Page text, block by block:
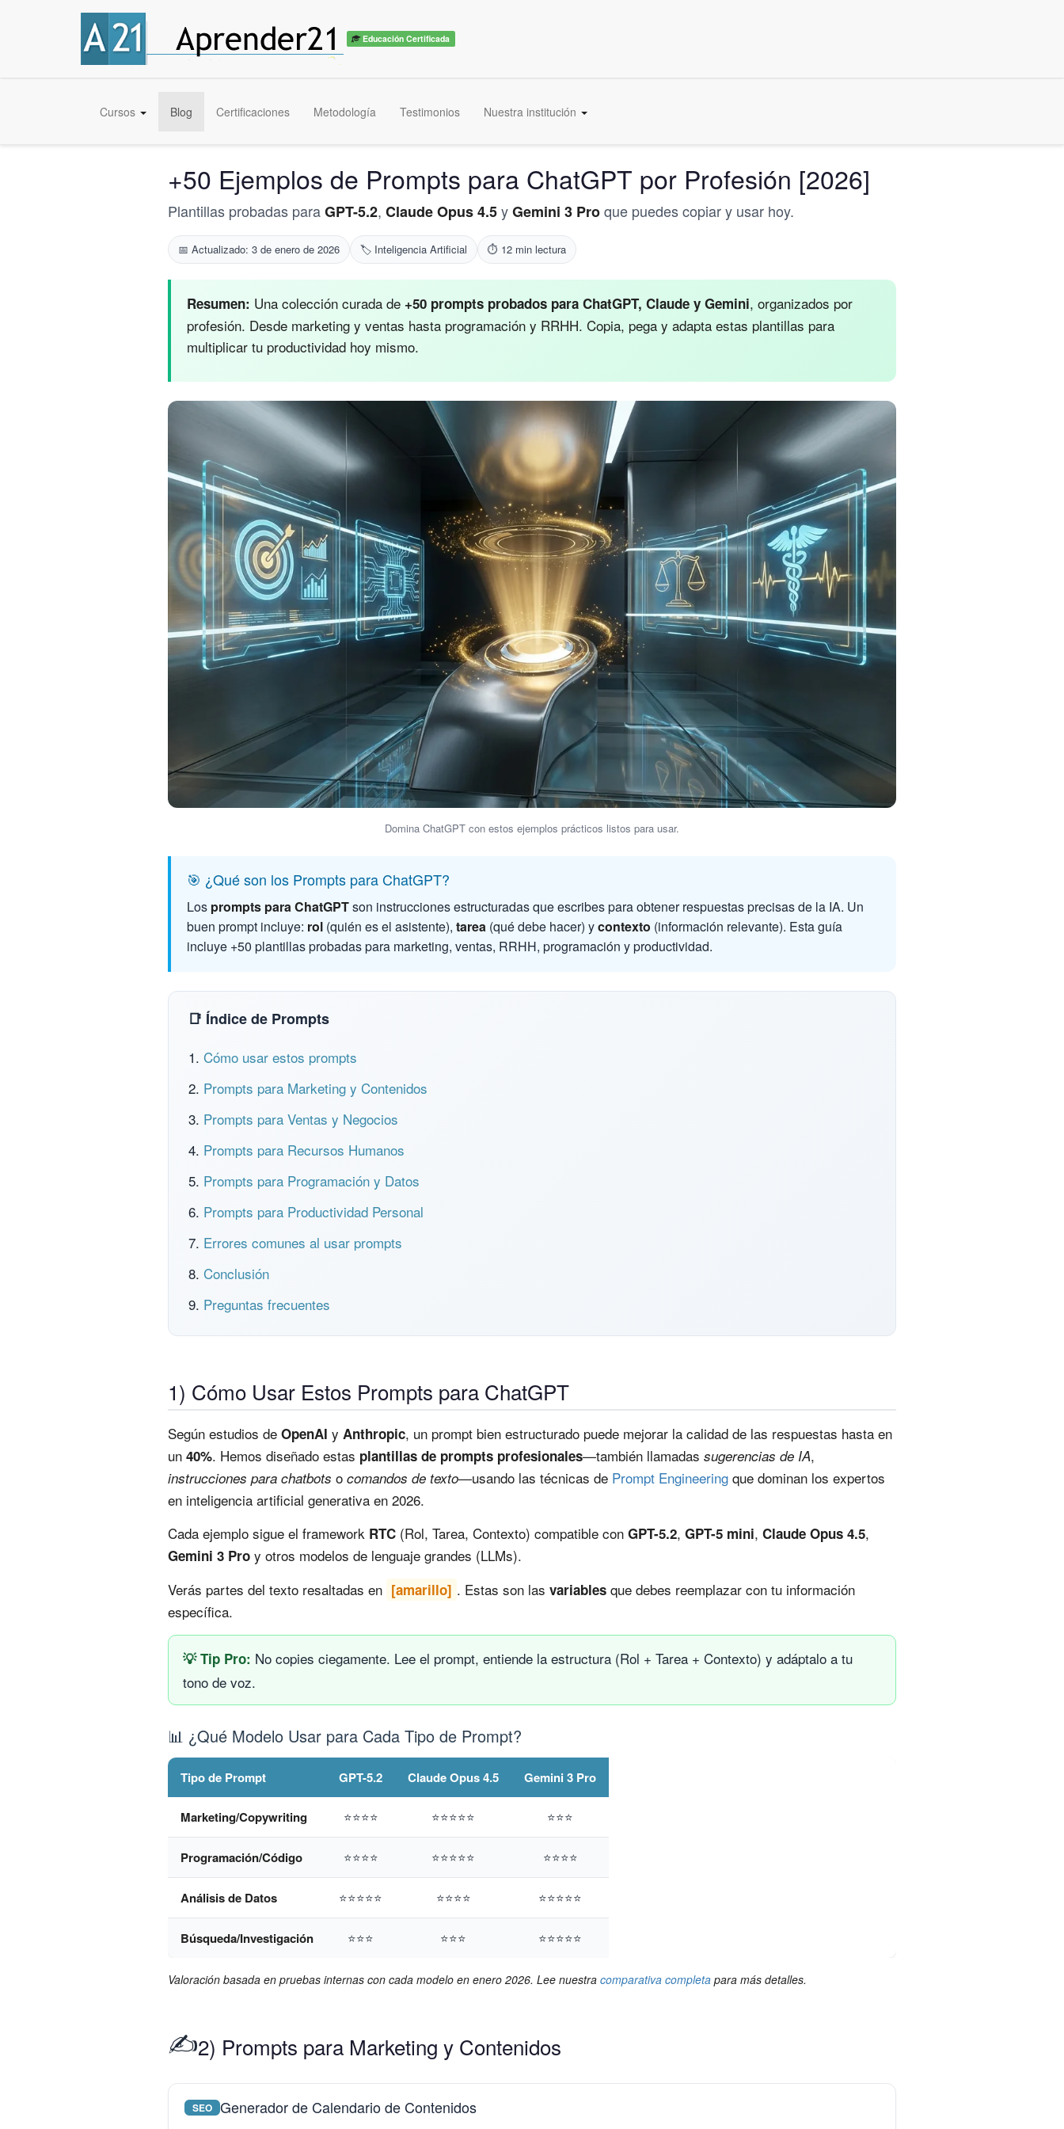
Convertite enExperto IA + Prompt Engineering
Educación Certificada
Cursos Blog Certificaciones Metodología Testimonios Nuestra institución
+50 Ejemplos de Prompts para ChatGPT por Profesión [2026]
Plantillas probadas paraGPT-5.2, Claude Opus 4.5yGemini 3 Proque puedes copiar y usar hoy.
📅 Actualizado: 3 de enero de 2026 🏷️ Inteligencia Artificial ⏱️ 12 min lectura
Resumen: Una colección curada de +50 prompts probados para ChatGPT, Claude y Gemini, organizados por
profesión. Desde marketing y ventas hasta programación y RRHH. Copia, pega y adapta estas plantillas para
multiplicar tu productividad hoy mismo.
Domina ChatGPT con estos ejemplos prácticos listos para usar.
🎯 ¿Qué son los Prompts para ChatGPT?
Los prompts para ChatGPTson instrucciones estructuradas que escribes para obtener respuestas precisas de la IA. Un
buen prompt incluye: rol (quién es el asistente), tarea (qué debe hacer) ycontexto (información relevante). Esta guía
incluye +50 plantillas probadas para marketing, ventas, RRHH, programación y productividad.
📑 Índice de Prompts
Cómo usar estos prompts
Prompts para Marketing y Contenidos
Prompts para Ventas y Negocios
Prompts para Recursos Humanos
Prompts para Programación y Datos
Prompts para Productividad Personal
Errores comunes al usar prompts
Conclusión
Preguntas frecuentes
1) Cómo Usar Estos Prompts para ChatGPT
Según estudios de OpenAI y Anthropic, un prompt bien estructurado puede mejorar la calidad de las respuestas hasta en
un 40%. Hemos diseñado estas plantillas de prompts profesionales—también llamadas sugerencias de IA,
instrucciones para chatbots o comandos de texto—usando las técnicas de Prompt Engineering que dominan los expertos
en inteligencia artificial generativa en 2026.
Cada ejemplo sigue el framework RTC (Rol, Tarea, Contexto) compatible con GPT-5.2, GPT-5 mini, Claude Opus 4.5,
Gemini 3 Pro y otros modelos de lenguaje grandes (LLMs).
Verás partes del texto resaltadas en [amarillo] . Estas son las variables que debes reemplazar con tu información
específica.
💡 Tip Pro: No copies ciegamente. Lee el prompt, entiende la estructura (Rol + Tarea + Contexto) y adáptalo a tu
tono de voz.
📊 ¿Qué Modelo Usar para Cada Tipo de Prompt?
Tipo de Prompt GPT-5.2 Claude Opus 4.5 Gemini 3 Pro
Marketing/Copywriting ⭐⭐⭐⭐ ⭐⭐⭐⭐⭐ ⭐⭐⭐
Programación/Código ⭐⭐⭐⭐ ⭐⭐⭐⭐⭐ ⭐⭐⭐⭐
Análisis de Datos ⭐⭐⭐⭐⭐ ⭐⭐⭐⭐ ⭐⭐⭐⭐⭐
Búsqueda/Investigación ⭐⭐⭐ ⭐⭐⭐ ⭐⭐⭐⭐⭐
Valoración basada en pruebas internas con cada modelo en enero 2026. Lee nuestra comparativa completa para más detalles.
✍️2) Prompts para Marketing y Contenidos
SEO Generador de Calendario de Contenidos